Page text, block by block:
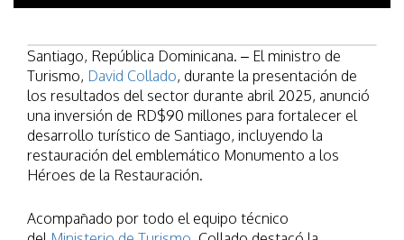
Santiago, República Dominicana. – El ministro de
Turismo, David Collado, durante la presentación de
los resultados del sector durante abril 2025, anunció
una inversión de RD$90 millones para fortalecer el
desarrollo turístico de Santiago, incluyendo la
restauración del emblemático Monumento a los
Héroes de la Restauración.
Acompañado por todo el equipo técnico